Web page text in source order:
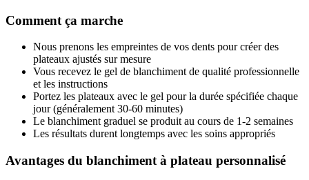
Comment ça marche
Nous prenons les empreintes de vos dents pour créer des
plateaux ajustés sur mesure
Vous recevez le gel de blanchiment de qualité professionnelle
et les instructions
Portez les plateaux avec le gel pour la durée spécifiée chaque
jour (généralement 30-60 minutes)
Le blanchiment graduel se produit au cours de 1-2 semaines
Les résultats durent longtemps avec les soins appropriés
Avantages du blanchiment à plateau personnalisé